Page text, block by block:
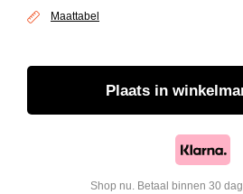
Maattabel
Plaats in
Shop nu. Betaal binnen 30